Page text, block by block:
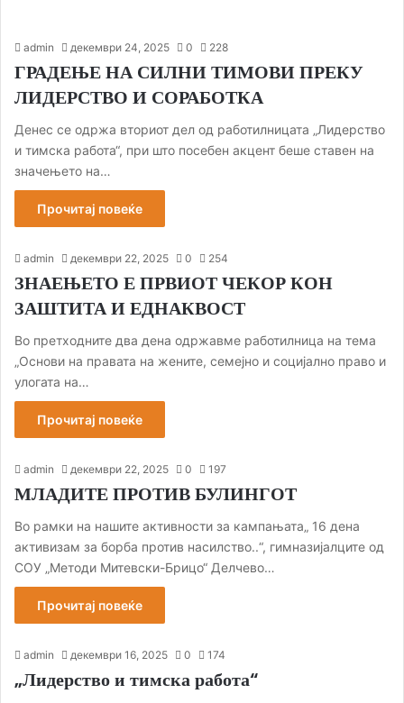
admin декември 24, 2025 0 228
ГРАДЕЊЕ НА СИЛНИ ТИМОВИ ПРЕКУ
ЛИДЕРСТВО И СОРАБОТКА
Денес се одржа вториот дел од работилницата „Лидерство
и тимска работа“, при што посебен акцент беше ставен на
значењето на…
Прочитај повеќе
admin декември 22, 2025 0 254
ЗНАЕЊЕТО Е ПРВИОТ ЧЕКОР КОН
ЗАШТИТА И ЕДНАКВОСТ
Во претходните два дена одржавме работилница на тема
„Основи на правата на жените, семејно и социјално право и
улогата на…
Прочитај повеќе
admin декември 22, 2025 0 197
МЛАДИТЕ ПРОТИВ БУЛИНГОТ
Во рамки на нашите активности за кампањата„ 16 дена
активизам за борба против насилство..“, гимназијалците од
СОУ „Методи Митевски-Брицо“ Делчево…
Прочитај повеќе
admin декември 16, 2025 0 174
„Лидерство и тимска работа“